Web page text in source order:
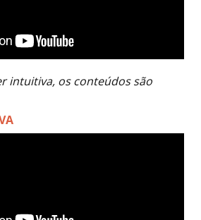
intuitiva, os conteúdos são